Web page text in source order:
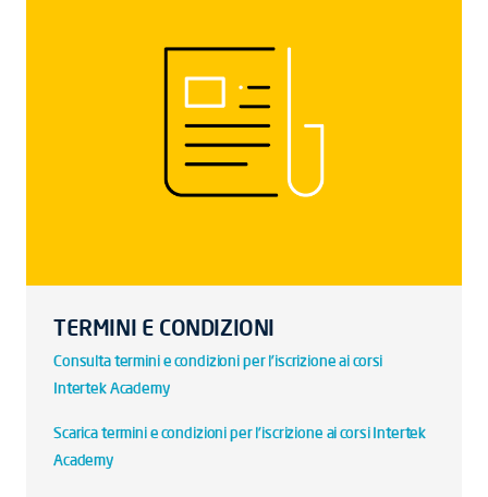
TERMINI E CONDIZIONI
Consulta termini e condizioni per l'iscrizione ai corsi
Intertek Academy
Scarica termini e condizioni per l'iscrizione ai corsi Intertek
Academy